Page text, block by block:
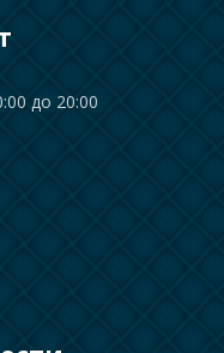
до 20:00